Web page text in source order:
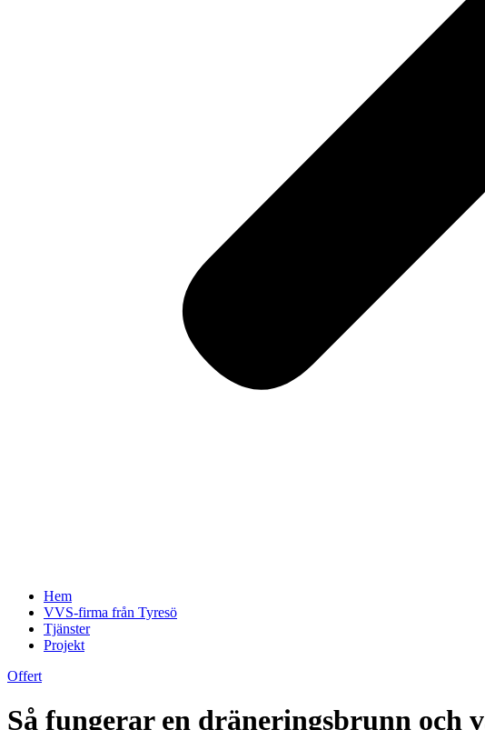
Hem
VVS-firma från Tyresö
Tjänster
Projekt
Offert
Så fungerar en dräneringsbrunn och